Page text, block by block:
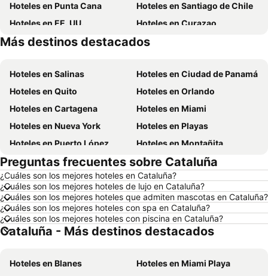
Hoteles en Punta Cana
Hoteles en Santiago de Chile
Hoteles en EE. UU.
Hoteles en Curazao
Hoteles en Lima
Hoteles en Santa Cruz
Más destinos destacados
Hoteles en Salinas
Hoteles en Ciudad de Panamá
Hoteles en Quito
Hoteles en Orlando
Hoteles en Cartagena
Hoteles en Miami
Hoteles en Nueva York
Hoteles en Playas
Hoteles en Puerto López
Hoteles en Montañita
Hoteles en Zorritos
Hoteles en Madrid
Hoteles en Roma
Hoteles en Bogotá
Hoteles en Riobamba
Hoteles en París
Hoteles en Ambato
Hoteles en Ibarra
Hoteles en Loja
Hoteles en Chicago
Hoteles en Panamá
Hoteles en Galápagos
Preguntas frecuentes sobre Cataluña
¿Cuáles son los mejores hoteles en Cataluña?
¿Cuáles son los mejores hoteles de lujo en Cataluña?
¿Cuáles son los mejores hoteles que admiten mascotas en Cataluña?
¿Cuáles son los mejores hoteles con spa en Cataluña?
¿Cuáles son los mejores hoteles con piscina en Cataluña?
Cataluña - Más destinos destacados
Hoteles en Blanes
Hoteles en Miami Playa